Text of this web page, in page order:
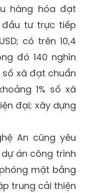
hàng hóa đạt
đầu tư trực tiếp
có trên 10,4
đó 140 nghìn
số xã đạt chuẩn
1% số xã
đại; xây dựng
An cũng yêu
án công trình
mặt bằng
trung cải thiện